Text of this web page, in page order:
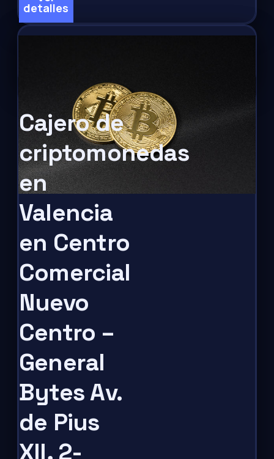
detalles
Cajero de
criptomonedas
en
Valencia
en Centro
Comercial
Nuevo
Centro –
General
Bytes Av.
de Pius
XII, 2-